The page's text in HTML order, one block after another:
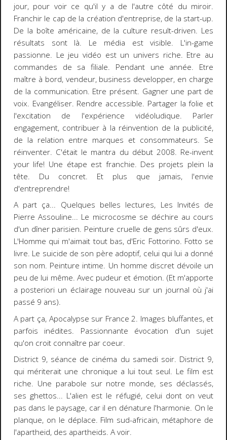
jour, pour voir ce qu'il y a de l'autre côté du miroir.
Franchir le cap de la création d'entreprise, de la start-up.
De la boîte américaine, de la culture result-driven. Les
résultats sont là. Le média est visible. L'in-game
passionne. Le jeu vidéo est un univers riche. Etre au
commandes de sa filiale. Pendant une année. Etre
maître à bord, vendeur, business developper, en charge
de la communication. Etre présent. Gagner une part de
voix. Evangéliser. Rendre accessible. Partager la folie et
l'excitation de l'expérience vidéoludique. Parler
engagement, contribuer à la réinvention de la publicité,
de la relation entre marques et consommateurs. Se
réinventer. C'était le mantra du début 2008. Re-invent
your life! Une étape est franchie. Des projets plein la
tête. Du concret. Et plus que jamais, l'envie
d'entreprendre!
A part ça... Quelques belles lectures, Les Invités de
Pierre Assouline... Le microcosme se déchire au cours
d'un dîner parisien. Peinture cruelle de gens sûrs d'eux.
L'Homme qui m'aimait tout bas, d'Eric Fottorino. Fotto se
livre. Le suicide de son père adoptif, celui qui lui a donné
son nom. Peinture intime. Un homme discret dévoile un
peu de lui même. Avec pudeur et émotion. (Et m'apporte
a posteriori un éclairage nouveau sur un journal où j'ai
passé 9 ans).
A part ça, Apocalypse sur France 2. Images bluffantes, et
parfois inédites. Passionnante évocation d'un sujet
qu'on croit connaître par coeur.
District 9, séance de cinéma du samedi soir. District 9,
qui mériterait une chronique a lui tout seul. Le film est
riche. Une parabole sur notre monde, ses déclassés,
ses ghettos... L'alien est le réfugié, celui dont on veut
pas dans le paysage, car il en dénature l'harmonie. On le
planque, on le déplace. Film sud-africain, métaphore de
l'apartheid, des apartheids. A voir.